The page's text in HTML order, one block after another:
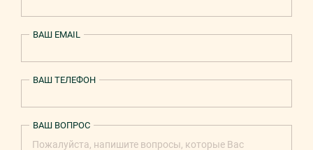
ВАШ EMAIL
ВАШ ТЕЛЕФОН
ВАШ ВОПРОС